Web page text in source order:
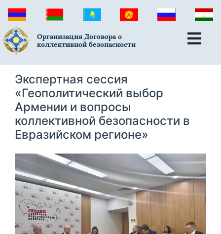
Организация Договора о
коллективной безопасности
Экспертная сессия
«Геополитический выбор
Армении и вопросы
коллективной безопасности в
Евразийском регионе»